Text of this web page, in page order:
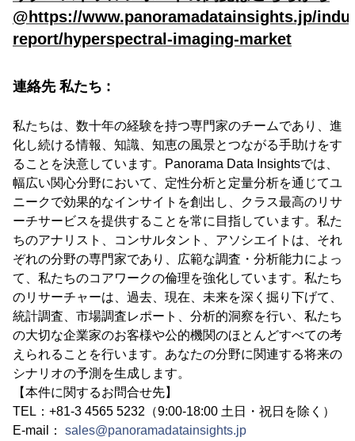
@https://www.panoramadatainsights.jp/
report/hyperspectral-imaging-market
連絡先 私たち :
私たちは、数十年の経験を持つ専門家のチームであり、進
化し続ける情報、知識、知恵の風景とつながる手助けをす
ることを決意しています。Panorama Data Insightsでは、
幅広い関心分野において、定性分析と定量分析を通じてユ
ニークで効果的なインサイトを創出し、クラス最高のリサ
ーチサービスを提供することを常に目指しています。私た
ちのアナリスト、コンサルタント、アソシエイトは、それ
ぞれの分野の専門家であり、広範な調査・分析能力によっ
て、私たちのコアワークの倫理を強化しています。私たち
のリサーチャーは、過去、現在、未来を深く掘り下げて、
統計調査、市場調査レポート、分析的洞察を行い、私たち
の大切な企業家のお客様や公的機関のほとんどすべての考
えられることを行います。あなたの分野に関連する将来の
シナリオの予測を生成します。
【本件に関するお問合せ先】
TEL：+81-3 4565 5232（9:00-18:00 土日・祝日を除く）
E-mail： sales@panoramadatainsights.jp